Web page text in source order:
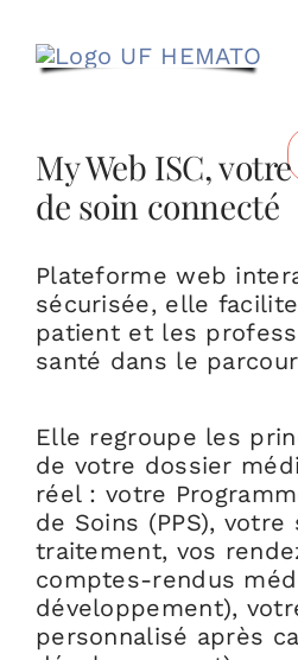
My Web ISC,
de soin connecté
Plateforme web
sécurisée, elle
patient et les
santé dans le
Elle regroupe les
de votre dossier
réel : votre
de Soins (PPS), votre
traitement, vos
comptes-rendus
développement),
personnalisé après